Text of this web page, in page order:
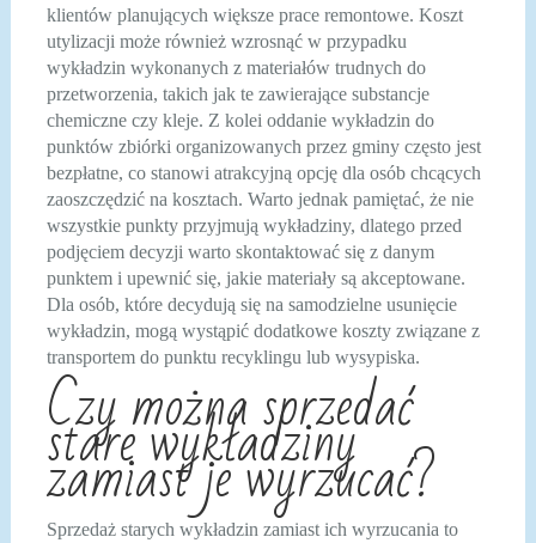
klientów planujących większe prace remontowe. Koszt
utylizacji może również wzrosnąć w przypadku
wykładzin wykonanych z materiałów trudnych do
przetworzenia, takich jak te zawierające substancje
chemiczne czy kleje. Z kolei oddanie wykładzin do
punktów zbiórki organizowanych przez gminy często jest
bezpłatne, co stanowi atrakcyjną opcję dla osób chcących
zaoszczędzić na kosztach. Warto jednak pamiętać, że nie
wszystkie punkty przyjmują wykładziny, dlatego przed
podjęciem decyzji warto skontaktować się z danym
punktem i upewnić się, jakie materiały są akceptowane.
Dla osób, które decydują się na samodzielne usunięcie
wykładzin, mogą wystąpić dodatkowe koszty związane z
transportem do punktu recyklingu lub wysypiska.
Czy można sprzedać
stare wykładziny
zamiast je wyrzucać?
Sprzedaż starych wykładzin zamiast ich wyrzucania to